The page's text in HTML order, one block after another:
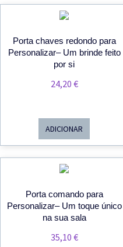
Porta chaves redondo para
Personalizar– Um brinde feito
por si
24,20 €
ADICIONAR
Porta comando para
Personalizar– Um toque único
na sua sala
35,10 €